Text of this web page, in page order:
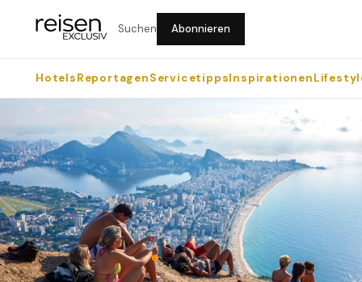
Suchen Abonnieren
HotelsReportagenServicetippsInspirationen